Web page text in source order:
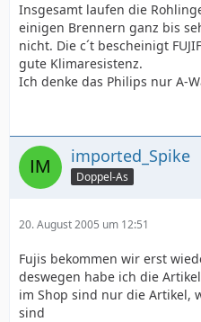
Insgesamt laufen die
einigen Brennern ganz bis
nicht. Die c´t bescheinigt
gute Klimaresistenz.
Ich denke das Philips nur A-
imported_Spike
Doppel-As
20. August 2005 um 12:51
Fujis bekommen wir erst
deswegen habe ich die
im Shop sind nur die Artikel,
sind